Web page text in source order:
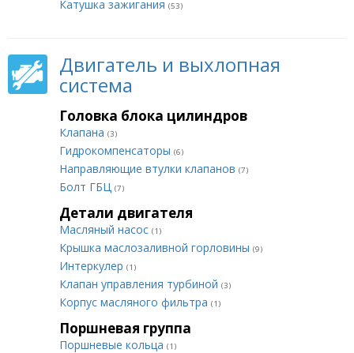
Катушка зажигания (53)
Двигатель и выхлопная
система
Головка блока цилиндров
Клапана (3)
Гидрокомпенсаторы (6)
Направляющие втулки клапанов (7)
Болт ГБЦ (7)
Детали двигателя
Масляный насос (1)
Крышка маслозаливной горловины (9)
Интеркулер (1)
Клапан управления турбиной (3)
Корпус масляного фильтра (1)
Поршневая группа
Поршневые кольца (1)